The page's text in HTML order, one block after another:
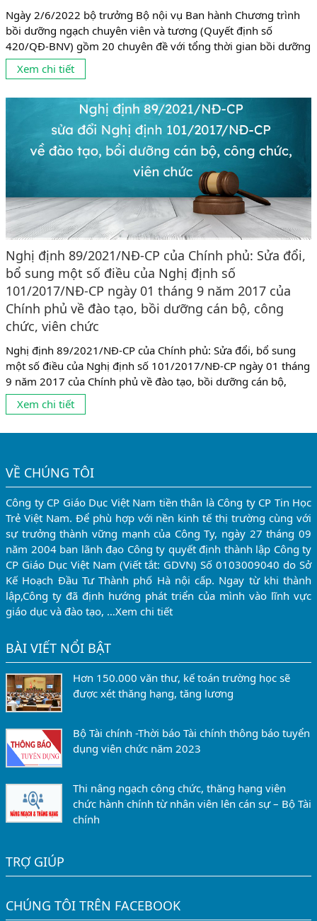
Ngày 2/6/2022 bộ trưởng Bộ nội vụ Ban hành Chương trình
bồi dưỡng ngạch chuyên viên và tương (Quyết định số
420/QĐ-BNV) gồm 20 chuyên đề với tổng thời gian bồi dưỡng
là 160 tiết (08 tiết/ngày). Đối tượng tham gia bồi dưỡng được
quy định như sau: Công chức ngạch chuyên viên và tương
Xem chi tiết
Nghị định 89/2021/NĐ-CP của Chính phủ: Sửa đổi,
bổ sung một số điều của Nghị định số
101/2017/NĐ-CP ngày 01 tháng 9 năm 2017 của
Chính phủ về đào tạo, bồi dưỡng cán bộ, công
chức, viên chức
Nghị định 89/2021/NĐ-CP của Chính phủ: Sửa đổi, bổ sung
một số điều của Nghị định số 101/2017/NĐ-CP ngày 01 tháng
9 năm 2017 của Chính phủ về đào tạo, bồi dưỡng cán bộ,
công chức, viên chức theo đó Nghị định số 89/2021/NĐ-CP có
một số điểm mới như sau: 1. Về đối tượng đào tạo, bồi dưỡng
Xem chi tiết
VỀ CHÚNG TÔI
Công ty CP Giáo Dục Việt Nam tiền thân là Công ty CP Tin Học
Trẻ Việt Nam. Để phù hợp với nền kinh tế thị trường cùng với
sự trưởng thành vững mạnh của Công Ty, ngày 27 tháng 09
năm 2004 ban lãnh đạo Công ty quyết định thành lập Công ty
CP Giáo Dục Việt Nam (Viết tắt: GDVN) Số 0103009040 do Sở
Kế Hoạch Đầu Tư Thành phố Hà nội cấp. Ngay từ khi thành
lập,Công ty đã định hướng phát triển của mình vào lĩnh vực
giáo dục và đào tạo, …Xem chi tiết
BÀI VIẾT NỔI BẬT
Hơn 150.000 văn thư, kế toán trường học sẽ
được xét thăng hạng, tăng lương
Bộ Tài chính -Thời báo Tài chính thông báo tuyển
dụng viên chức năm 2023
Thi nâng ngạch công chức, thăng hạng viên
chức hành chính từ nhân viên lên cán sự – Bộ Tài
chính
TRỢ GIÚP
CHÚNG TÔI TRÊN FACEBOOK